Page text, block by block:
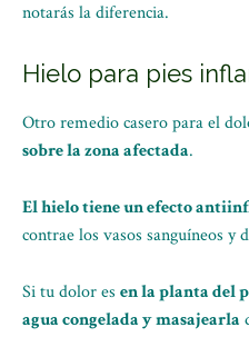
notarás la diferencia.
Hielo para pies
Otro remedio casero para el
sobre la zona afectada.
El hielo tiene un efecto
contrae los vasos sanguíneos y
Si tu dolor es en la planta del
agua congelada y masajearla